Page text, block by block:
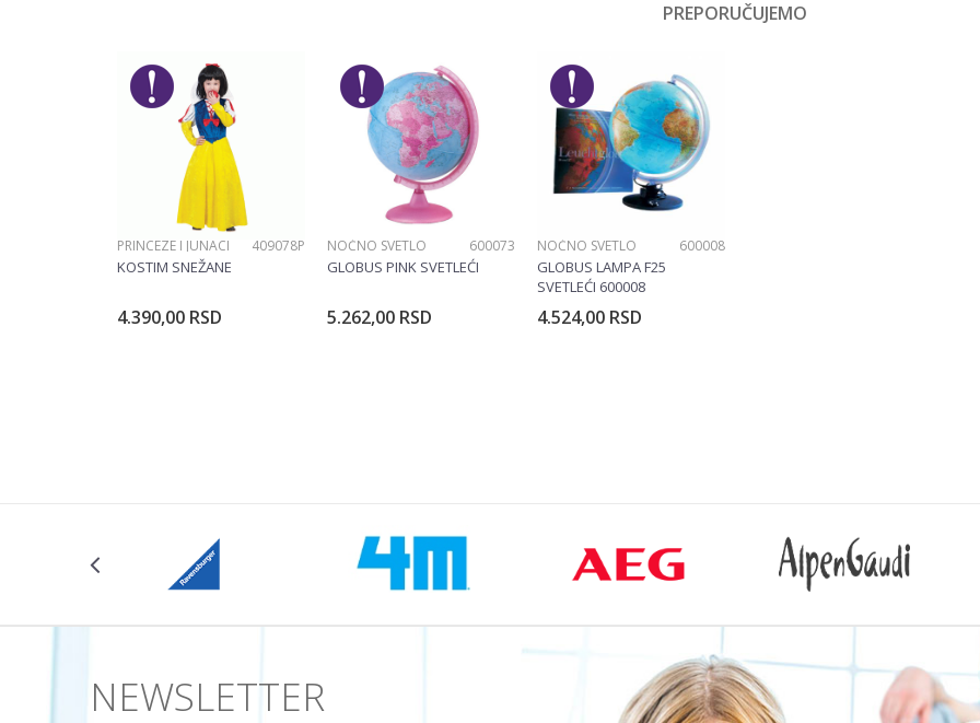
Brend
Gorjuss
Poruka
POŠALJI
PREPORUČUJEMO
PRINCEZE I JUNACI 409078P
KOSTIM SNEŽANE
4.390,00 RSD
NOĆNO SVETLO 600073
GLOBUS PINK SVETLEĆI
5.262,00 RSD
NOĆNO SVETLO 600008
GLOBUS LAMPA F25
SVETLEĆI 600008
4.524,00 RSD
NEWSLETTER